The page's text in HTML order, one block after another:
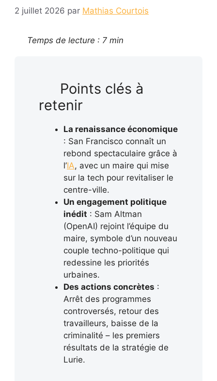
2 juillet 2026 par Mathias Courtois
Temps de lecture : 7 min
Points clés à
retenir
La renaissance économique
: San Francisco connaît un
rebond spectaculaire grâce à
l’IA, avec un maire qui mise
sur la tech pour revitaliser le
centre-ville.
Un engagement politique
inédit : Sam Altman
(OpenAI) rejoint l’équipe du
maire, symbole d’un nouveau
couple techno-politique qui
redessine les priorités
urbaines.
Des actions concrètes :
Arrêt des programmes
controversés, retour des
travailleurs, baisse de la
criminalité – les premiers
résultats de la stratégie de
Lurie.